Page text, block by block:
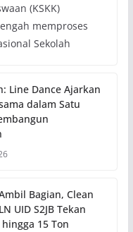
(KSKK)
memproses
Sekolah
Line Dance Ajarkan
dalam Satu
Bagian, Clean
UID S2JB Tekan
15 Ton